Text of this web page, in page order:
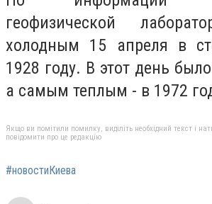
геофизической
холодным 15 апреля в
1928 году. В этот день
а самым теплым - в 1972
Якщо ви помітили помилку, виділіть необхідний текст і
повідомити про це редакцію
#новостиКиева